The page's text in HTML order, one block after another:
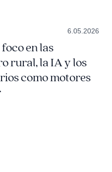
6.05.2026
en las
rural, la IA y los
como motores